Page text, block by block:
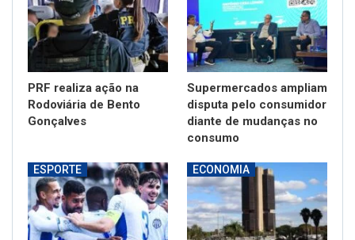
PRF realiza ação na
Rodoviária de Bento
Gonçalves
Supermercados ampliam
disputa pelo consumidor
diante de mudanças no
consumo
ESPORTE ECONOMIA